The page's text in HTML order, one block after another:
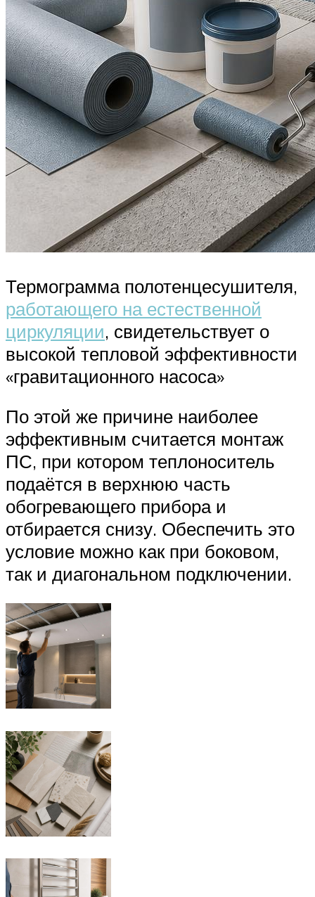
Термограмма полотенцесушителя,
работающего на естественной
циркуляции, свидетельствует о
высокой тепловой эффективности
«гравитационного насоса»
По этой же причине наиболее
эффективным считается монтаж
ПС, при котором теплоноситель
подаётся в верхнюю часть
обогревающего прибора и
отбирается снизу. Обеспечить это
условие можно как при боковом,
так и диагональном подключении.